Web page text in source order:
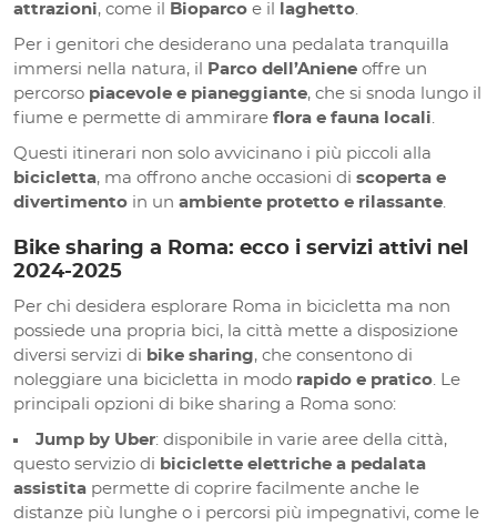
attrazioni, come il Bioparco e il laghetto.
Per i genitori che desiderano una pedalata tranquilla
immersi nella natura, il
Parco dell’Aniene offre un
percorso piacevole e pianeggiante, che si snoda lungo il
fiume e permette di ammirare flora e fauna locali.
Questi itinerari non solo avvicinano i più piccoli alla
bicicletta, ma offrono anche occasioni di scoperta e
divertimento in un ambiente protetto e rilassante.
Bike sharing a Roma: ecco i servizi attivi nel
2024-2025
Per chi desidera esplorare Roma in bicicletta ma non
possiede una propria bici, la città mette a disposizione
diversi servizi di bike sharing, che consentono di
noleggiare una bicicletta in modo rapido e pratico. Le
principali opzioni di bike sharing a Roma sono:
Jump by Uber: disponibile in varie aree della città,
questo servizio di biciclette elettriche a pedalata
assistita permette di coprire facilmente anche le
distanze più lunghe o i percorsi più impegnativi, come le